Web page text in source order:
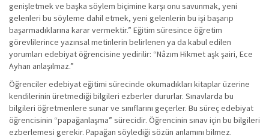
genişletmek ve başka söylem biçimine karşı onu savunmak, yeni
gelenleri bu söyleme dahil etmek, yeni gelenlerin bu işi başarıp
başarmadıklarına karar vermektir.” Eğitim süresince öğretim
görevlilerince yazınsal metinlerin belirlenen ya da kabul edilen
yorumları edebiyat öğrencisine yedirilir: “Nâzım Hikmet aşk şairi, Ece
Ayhan anlaşılmaz.”
Öğrenciler edebiyat eğitimi sürecinde okumadıkları kitaplar üzerine
kendilerinin üretmediği bilgileri ezberler dururlar. Sınavlarda bu
bilgileri öğretmenlere sunar ve sınıflarını geçerler. Bu süreç edebiyat
öğrencisinin “papağanlaşma” sürecidir. Öğrencinin sınav için bu bilgileri
ezberlemesi gerekir. Papağan söylediği sözün anlamını bilmez.